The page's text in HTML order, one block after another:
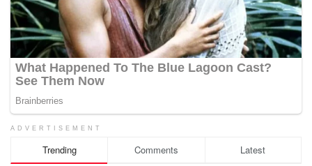
ADVERTISEMENT
Trending Comments Latest